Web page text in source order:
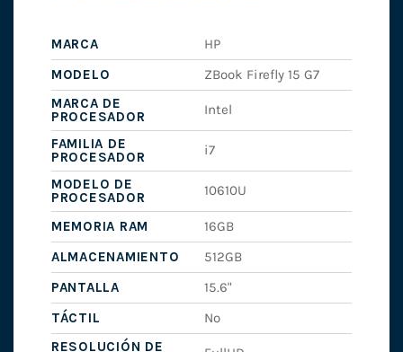
MARCA
HP
MODELO
ZBook Firefly 15 G7
MARCA DE
PROCESADOR
Intel
FAMILIA DE
PROCESADOR
i7
MODELO DE
PROCESADOR
10610U
MEMORIA RAM
16GB
ALMACENAMIENTO
512GB
PANTALLA
15.6"
TÁCTIL
No
RESOLUCIÓN DE